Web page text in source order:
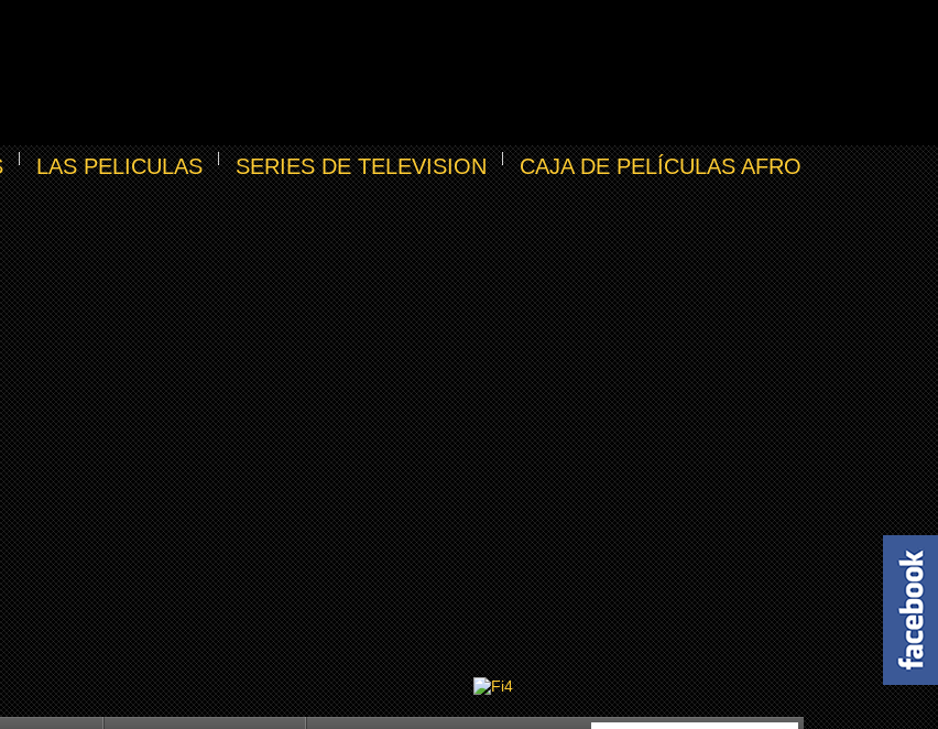
LAS PELICULAS SERIES DE TELEVISION CAJA DE PELÍCULAS AFRO